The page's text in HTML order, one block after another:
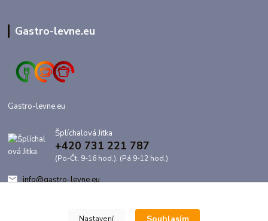
Gastro-levne.eu
Gastro-levne.eu
Šplíchalová Jitka
+420 731 221 787
(Po-Čt, 9-16 hod.), (Pá 9-12 hod.)
info@gastro-levne.eu
Nastavení